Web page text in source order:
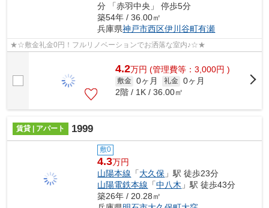
分 「赤羽中央」 停歩5分
築54年 / 36.00㎡
兵庫県神戸市西区伊川谷町有瀬
★☆敷金礼金0円！フルリノベーションでお洒落な室内♪☆★
4.2万円 (管理費等：3,000円 )
敷金 0ヶ月 礼金 0ヶ月
2階 / 1K / 36.00㎡
賃貸 | アパート 1999
敷0
4.3万円
山陽本線 「大久保 」駅 徒歩23分
山陽電鉄本線 「中八木 」駅 徒歩43分
築26年 / 20.28㎡